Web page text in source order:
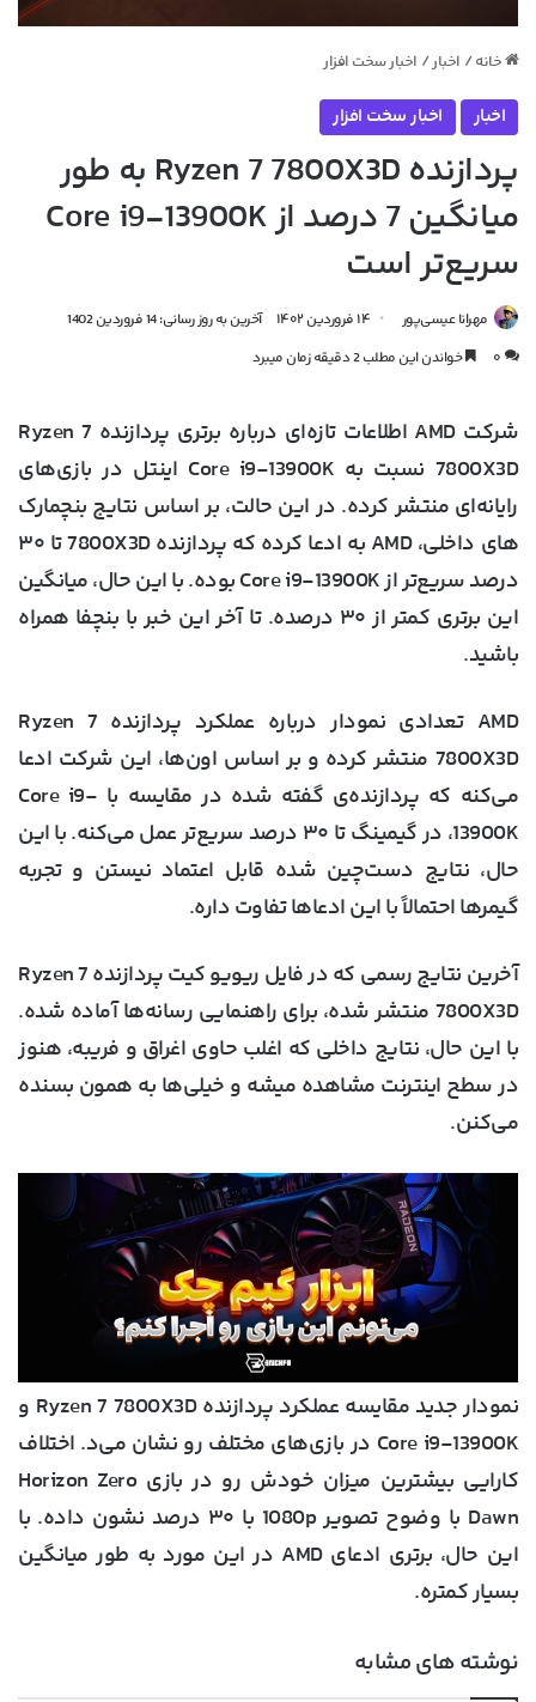
خانه / اخبار/ اخبار سخت افزار
اخبار اخبار سخت افزار
پردازنده Ryzen 7 7800X3D به طور
میانگین 7 درصد از Core i9-13900K
سریع‌تر است
مهرانا عیسی‌پور ۱۴ فروردین ۱۴۰۲
آخرین به روز رسانی: 14 فروردین 1402
۰
خواندن این مطلب 2 دقیقه زمان میبرد
شرکت AMD اطلاعات تازه‌ای درباره برتری پردازنده Ryzen 7
7800X3D نسبت به Core i9-13900K اینتل در بازی‌های
رایانه‌ای منتشر کرده. در این حالت، بر اساس نتایج بنچمارک
های داخلی، AMD به ادعا کرده که پردازنده 7800X3D تا ۳۰
درصد سریع‌تر از Core i9-13900K بوده. با این حال، میانگین
این برتری کمتر از ۳۰ درصده. تا آخر این خبر با بنچفا همراه
باشید.
AMD تعدادی نمودار درباره عملکرد پردازنده Ryzen 7
7800X3D منتشر کرده و بر اساس اون‌ها، این شرکت ادعا
می‌کنه که پردازنده‌ی گفته شده در مقایسه با Core i9-
13900K، در گیمینگ تا ۳۰ درصد سریع‌تر عمل می‌کنه. با این
حال، نتایج دست‌چین شده قابل اعتماد نیستن و تجربه
گیمرها احتمالاً با این ادعاها تفاوت داره.
آخرین نتایج رسمی که در فایل ریویو کیت پردازنده Ryzen 7
7800X3D منتشر شده، برای راهنمایی رسانه‌ها آماده شده.
با این حال، نتایج داخلی که اغلب حاوی اغراق و فریبه، هنوز
در سطح اینترنت مشاهده میشه و خیلی‌ها به همون بسنده
می‌کنن.
نمودار جدید مقایسه عملکرد پردازنده Ryzen 7 7800X3D و
Core i9-13900K در بازی‌های مختلف رو نشان می‌د. اختلاف
کارایی بیشترین میزان خودش رو در بازی Horizon Zero
Dawn با وضوح تصویر 1080p با ۳۰ درصد نشون داده. با
این حال، برتری ادعای AMD در این مورد به طور میانگین
بسیار کمتره.
نوشته های مشابه